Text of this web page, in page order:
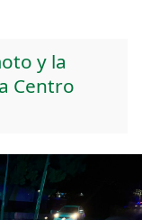
y la
Centro